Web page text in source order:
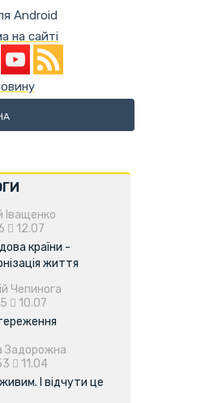
Android
на сайті
Іващенко
12.07
країни -
життя
Чепинога
10.07
Задорожна
11.04
І відчути це